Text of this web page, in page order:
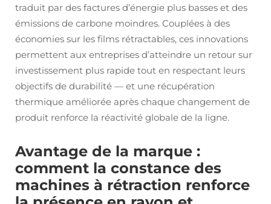
traduit par des factures d’énergie plus basses et des
émissions de carbone moindres. Couplées à des
économies sur les films rétractables, ces innovations
permettent aux entreprises d’atteindre un retour sur
investissement plus rapide tout en respectant leurs
objectifs de durabilité — et une récupération
thermique améliorée après chaque changement de
produit renforce la réactivité globale de la ligne.
Avantage de la marque :
comment la constance des
machines à rétraction renforce